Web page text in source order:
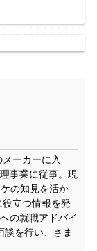
ーカーに入
事業に従事。現
の知見を活か
立つ情報を発
の就職アドバイ
談を行い、さま